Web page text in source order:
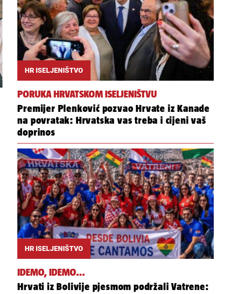
HR ISELJENIŠTVO
PORUKA HRVATSKOM ISELJENIŠTVU
Premijer Plenković pozvao Hrvate iz Kanade
na povratak: Hrvatska vas treba i cijeni vaš
doprinos
HR ISELJENIŠTVO
IDEMO, IDEMO...
Hrvati iz Bolivije pjesmom podržali Vatrene: